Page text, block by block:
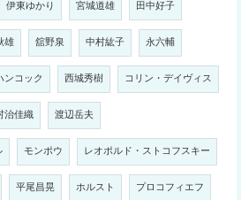
伊東ゆかり 宮城道雄 田中好子
雄 舘野泉 中村紘子 永六輔
ンコック 西城秀樹 コリン・デイヴィス
治佳織 渡辺岳夫
モンポウ レオポルド・ストコフスキー
平尾昌晃 ホルスト プロコフィエフ